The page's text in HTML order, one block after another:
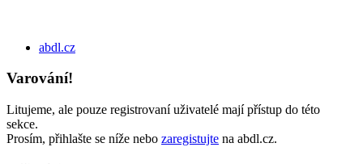
abdl.cz
Varování!
Litujeme, ale pouze registrovaní uživatelé mají přístup do této
sekce.
Prosím, přihlašte se níže nebo zaregistujte na abdl.cz.